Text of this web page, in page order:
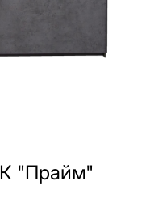
"Прайм"